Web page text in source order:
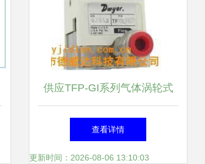
供应TFP-GI系列气体涡轮式
流量计 深圳市德威达科技专
业销售
查看详情
更新时间：2026-08-06 13:10:03